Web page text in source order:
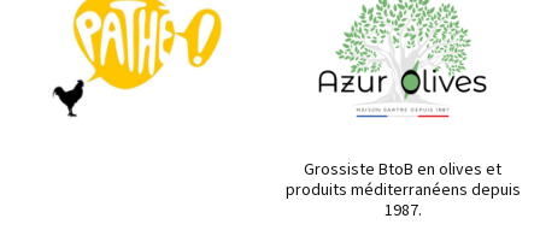
Grossiste BtoB en olives et
produits méditerranéens depuis
1987.